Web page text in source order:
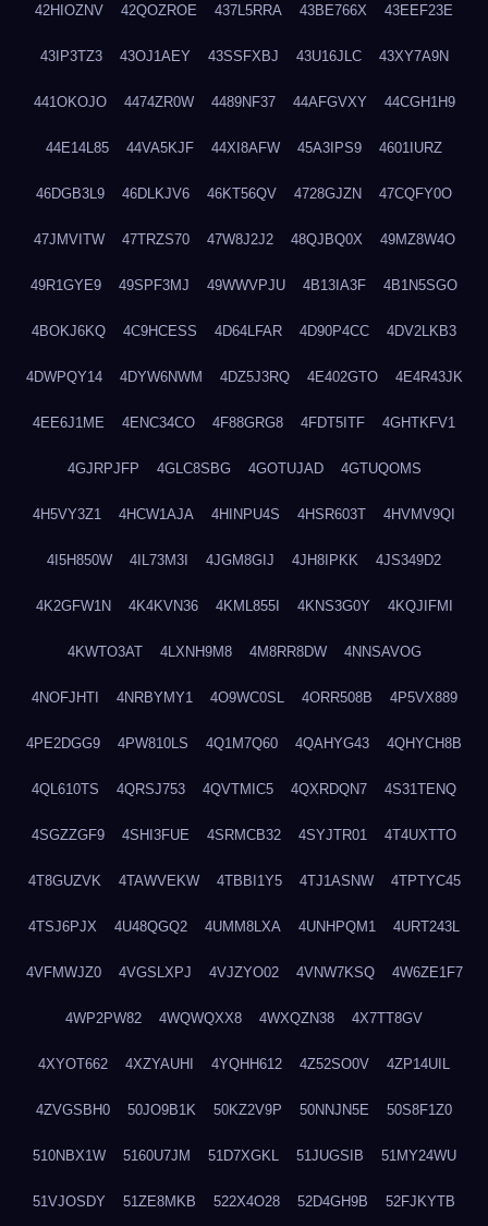
42HIOZNV 42QOZROE 437L5RRA 43BE766X 43EEF23E
43IP3TZ3 43OJ1AEY 43SSFXBJ 43U16JLC 43XY7A9N
441OKOJO 4474ZR0W 4489NF37 44AFGVXY 44CGH1H9
44E14L85 44VA5KJF 44XI8AFW 45A3IPS9 4601IURZ
46DGB3L9 46DLKJV6 46KT56QV 4728GJZN 47CQFY0O
47JMVITW 47TRZS70 47W8J2J2 48QJBQ0X 49MZ8W4O
49R1GYE9 49SPF3MJ 49WWVPJU 4B13IA3F 4B1N5SGO
4BOKJ6KQ 4C9HCESS 4D64LFAR 4D90P4CC 4DV2LKB3
4DWPQY14 4DYW6NWM 4DZ5J3RQ 4E402GTO 4E4R43JK
4EE6J1ME 4ENC34CO 4F88GRG8 4FDT5ITF 4GHTKFV1
4GJRPJFP 4GLC8SBG 4GOTUJAD 4GTUQOMS
4H5VY3Z1 4HCW1AJA 4HINPU4S 4HSR603T 4HVMV9QI
4I5H850W 4IL73M3I 4JGM8GIJ 4JH8IPKK 4JS349D2
4K2GFW1N 4K4KVN36 4KML855I 4KNS3G0Y 4KQJIFMI
4KWTO3AT 4LXNH9M8 4M8RR8DW 4NNSAVOG
4NOFJHTI 4NRBYMY1 4O9WC0SL 4ORR508B 4P5VX889
4PE2DGG9 4PW810LS 4Q1M7Q60 4QAHYG43 4QHYCH8B
4QL610TS 4QRSJ753 4QVTMIC5 4QXRDQN7 4S31TENQ
4SGZZGF9 4SHI3FUE 4SRMCB32 4SYJTR01 4T4UXTTO
4T8GUZVK 4TAWVEKW 4TBBI1Y5 4TJ1ASNW 4TPTYC45
4TSJ6PJX 4U48QGQ2 4UMM8LXA 4UNHPQM1 4URT243L
4VFMWJZ0 4VGSLXPJ 4VJZYO02 4VNW7KSQ 4W6ZE1F7
4WP2PW82 4WQWQXX8 4WXQZN38 4X7TT8GV
4XYOT662 4XZYAUHI 4YQHH612 4Z52SO0V 4ZP14UIL
4ZVGSBH0 50JO9B1K 50KZ2V9P 50NNJN5E 50S8F1Z0
510NBX1W 5160U7JM 51D7XGKL 51JUGSIB 51MY24WU
51VJOSDY 51ZE8MKB 522X4O28 52D4GH9B 52FJKYTB